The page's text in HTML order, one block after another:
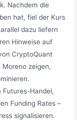
Nachdem die
hat, fiel der Kurs
dazu liefern
Hinweise auf
CryptoQuant
zeigen,
Futures-Handel,
Funding Rates –
signalisieren.